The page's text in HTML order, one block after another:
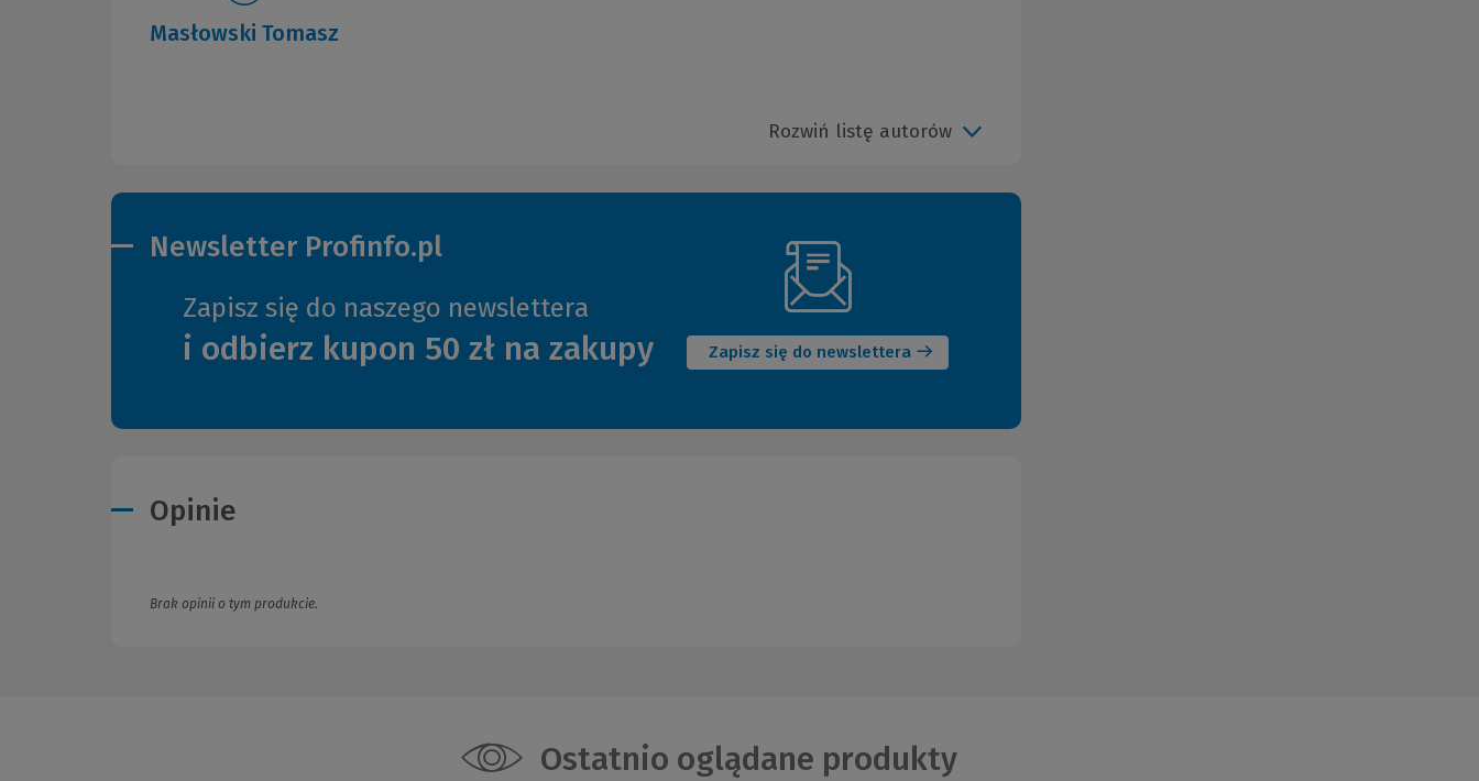
Masłowski Tomasz
Rozwiń listę autorów
Newsletter Profinfo.pl
Zapisz się do naszego newslettera
i odbierz kupon 50 zł na zakupy Zapisz się do newslettera
okno)
Opinie
Brak opinii o tym produkcie.
Ostatnio oglądane produkty